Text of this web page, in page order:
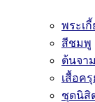
พระเกี้
สีชมพู
ต้นจา
เสื้อค
ชุดนิสิ